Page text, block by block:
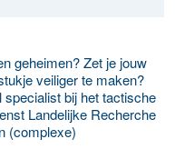
geheimen? Zet je jouw
veiliger te maken?
bij het tactische
Landelijke Recherche
(complexe)